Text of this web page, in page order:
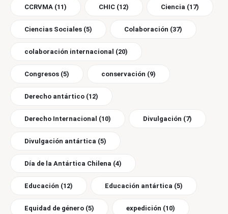
CCRVMA (11) CHIC (12) Ciencia (17)
Ciencias Sociales (5) Colaboración (37)
colaboración internacional (20)
Congresos (5) conservación (9)
Derecho antártico (12)
Derecho Internacional (10) Divulgación (7)
Divulgación antártica (5)
Día de la Antártica Chilena (4)
Educación (12) Educación antártica (5)
Equidad de género (5) expedición (10)